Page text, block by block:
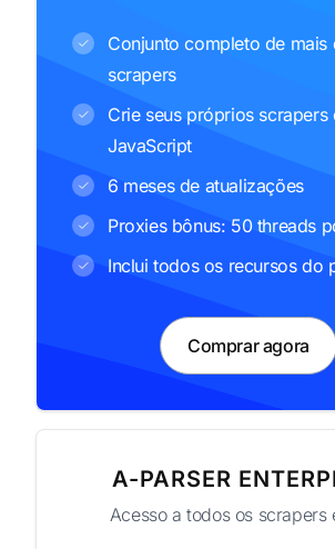
Conjunto completo de mais
scrapers
Crie seus próprios scrapers
JavaScript
6 meses de atualizações
Proxies bônus: 50 threads
Inclui todos os recursos do
Comprar agora
A-PARSER
Acesso a todos os scrapers